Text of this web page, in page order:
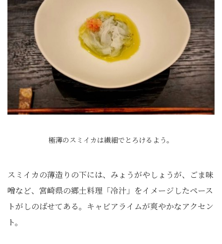
極薄のスミイカは繊細でとろけるよう。
スミイカの薄造りの下には、みょうがやしょうが、ごま味
噌など、宮崎県の郷土料理「冷汁」をイメージしたペース
トがしのばせてある。キャビアライムが爽やかなアクセン
ト。